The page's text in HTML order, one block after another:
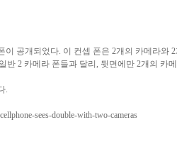
공개되었다. 이 컨셉 폰은 2개의 카메라와
반 2 카메라 폰들과 달리, 뒷면에만 2개의 카
.
sees-double-with-two-cameras